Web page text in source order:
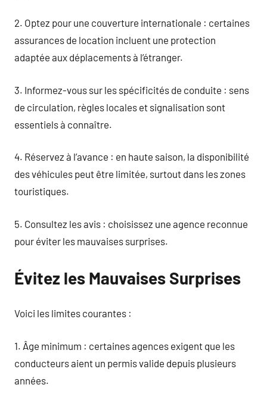
2. Optez pour une couverture internationale : certaines
assurances de location incluent une protection
adaptée aux déplacements à l’étranger.
3. Informez-vous sur les spécificités de conduite : sens
de circulation, règles locales et signalisation sont
essentiels à connaître.
4. Réservez à l’avance : en haute saison, la disponibilité
des véhicules peut être limitée, surtout dans les zones
touristiques.
5. Consultez les avis : choisissez une agence reconnue
pour éviter les mauvaises surprises.
Évitez les Mauvaises Surprises
Voici les limites courantes :
1. Âge minimum : certaines agences exigent que les
conducteurs aient un permis valide depuis plusieurs
années.